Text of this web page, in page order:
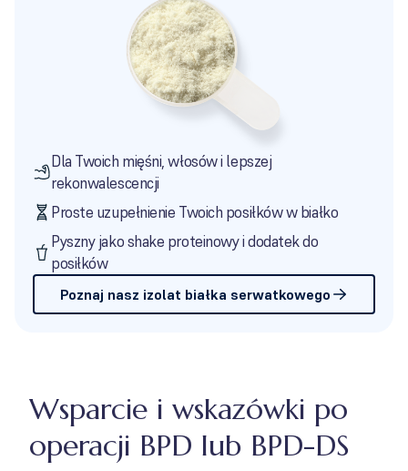
Dla Twoich mięśni, włosów i lepszej
rekonwalescencji
Proste uzupełnienie Twoich posiłków w białko
Pyszny jako shake proteinowy i dodatek do
posiłków
Poznaj nasz izolat białka serwatkowego
Wsparcie i wskazówki po
operacji BPD lub BPD-DS